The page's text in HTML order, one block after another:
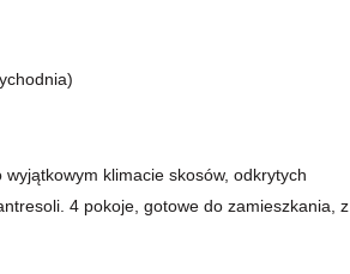
klimacie skosów, odkrytych
4 pokoje, gotowe do zamieszkania, z